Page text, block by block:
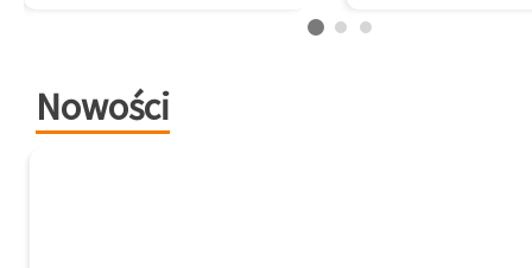
Nowości